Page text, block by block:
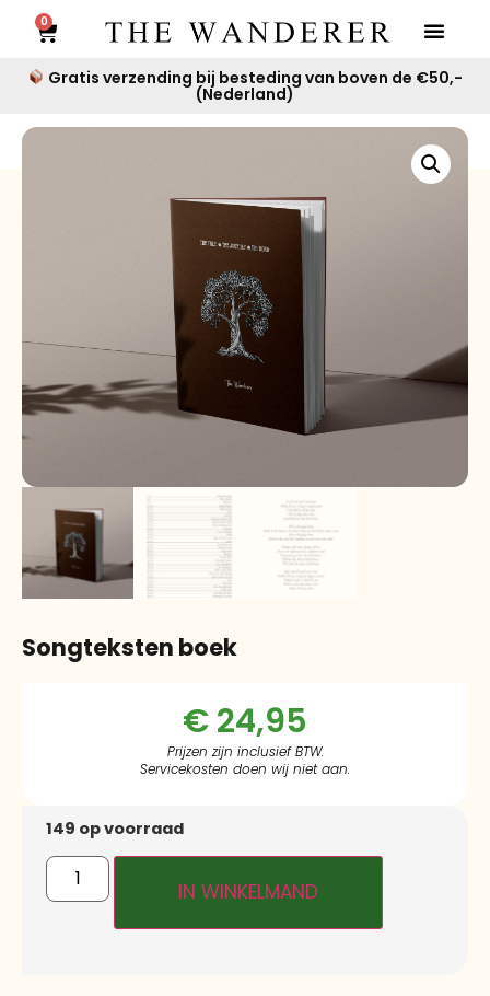
0
Gratis verzending bij besteding van boven de €50,-
(Nederland)
Songteksten boek
€24,95
Prijzen zijn inclusief BTW.
Servicekosten doen wij niet aan.
149 op voorraad
IN WINKELMAND